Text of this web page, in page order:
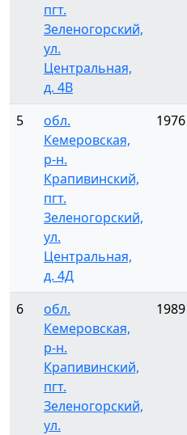
пгт.
Зеленогорский,
ул.
Центральная,
д. 4В
5
обл.
Кемеровская,
р-н.
Крапивинский,
пгт.
Зеленогорский,
ул.
Центральная,
д. 4Д
1976
6
обл.
Кемеровская,
р-н.
Крапивинский,
пгт.
Зеленогорский,
ул.
1989